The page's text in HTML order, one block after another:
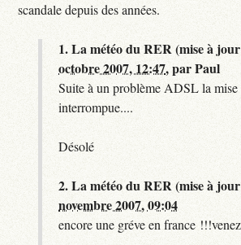
scandale depuis des années.
1.La météo du RER (mise à
octobre 2007, 12:47,parPaul
Suite à un problème ADSL la mise
interrompue....
Désolé
2.La météo du RER (mise à
novembre 2007, 09:04
encore une gréve en france